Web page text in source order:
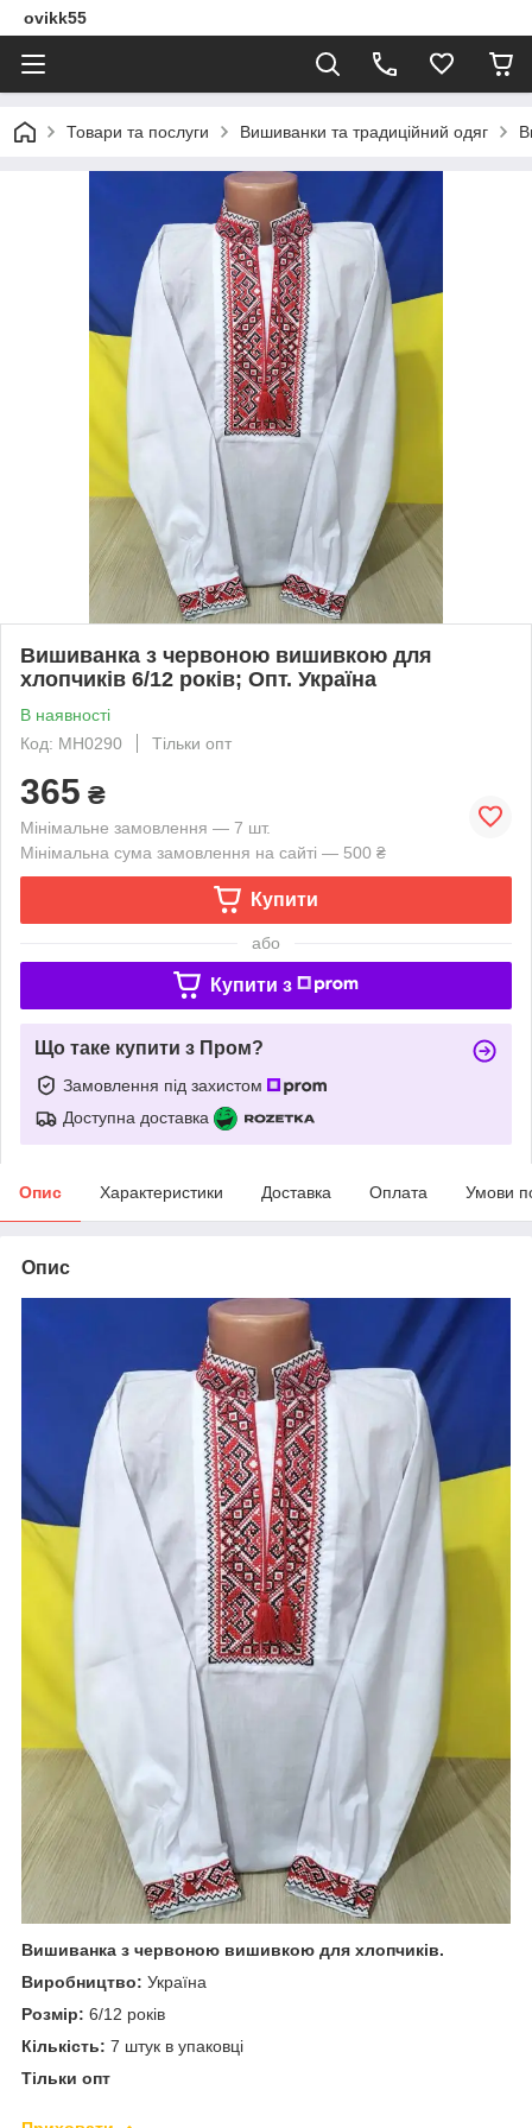
ovikk55
Товари та послуги Вишиванки та традиційний одяг
Вишиванка з червоною вишивкою для
хлопчиків 6/12 років; Опт. Україна
В наявності
Код: МН0290
Тільки опт
365 ₴
Мінімальне замовлення — 7 шт.
Мінімальна сума замовлення на сайті — 500 ₴
Купити
або
Купити з
Що таке купити з Пром?
Замовлення під захистом
Доступна доставка
Опис Характеристики Доставка Оплата Умови
Опис
Вишиванка з червоною вишивкою для хлопчиків.
Виробництво: Україна
Розмір: 6/12 років
Кількість: 7 штук в упаковці
Тільки опт